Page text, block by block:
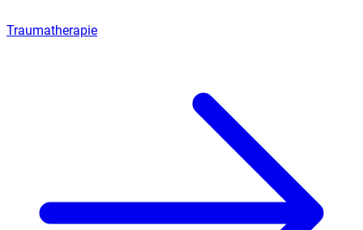
Traumatherapie